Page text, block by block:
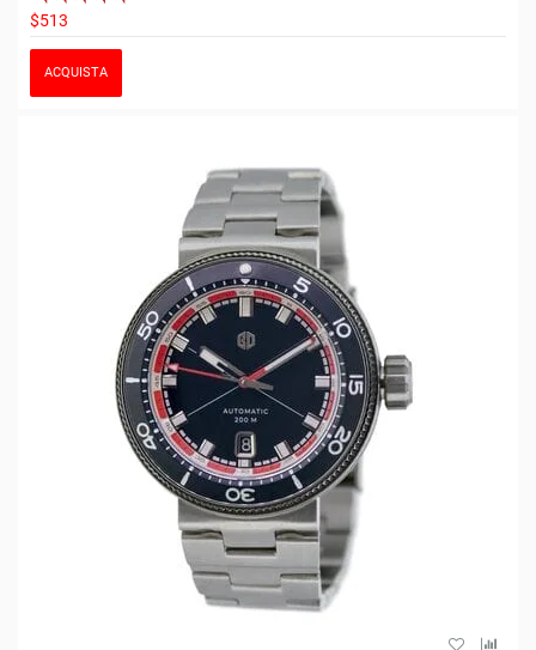
$513
ACQUISTA